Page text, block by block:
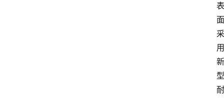
表
面
采
用
新
型
耐